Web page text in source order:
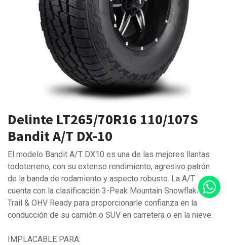
Delinte LT265/70R16 110/107S
Bandit A/T DX-10
El modelo Bandit A/T DX10 es una de las mejores llantas
todoterreno, con su extenso rendimiento, agresivo patrón
de la banda de rodamiento y aspecto robusto. La A/T
cuenta con la clasificación 3-Peak Mountain Snowflake y es
Trail & OHV Ready para proporcionarle confianza en la
conducción de su camión o SUV en carretera o en la nieve.
IMPLACABLE PARA: